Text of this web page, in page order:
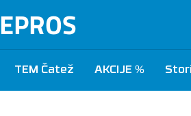
EPROS
TEM Čatež AKCIJE %